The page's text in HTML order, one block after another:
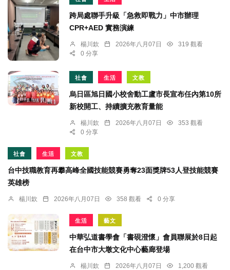
跨局處聯手升級「急救即戰力」中市辦理
CPR+AED 實務演練
楊川欽 2026年八月07日
319 觀看
0 分享
社會 生活 文教
烏日區旭日國小校舍動工盧市長宣布任內第10所
新校開工、持續擴充教育量能
楊川欽 2026年八月07日
353 觀看
0 分享
社會 生活 文教
台中技職教育再攀高峰全國技能競賽勇奪23面獎牌53人登技能競賽
英雄榜
楊川欽 2026年八月07日 358 觀看 0 分享
生活 藝文
中華弘道書學會「書硯澄懷」會員聯展於8日起
在台中市大墩文化中心藝廊登場
楊川欽 2026年八月07日
1,200 觀看